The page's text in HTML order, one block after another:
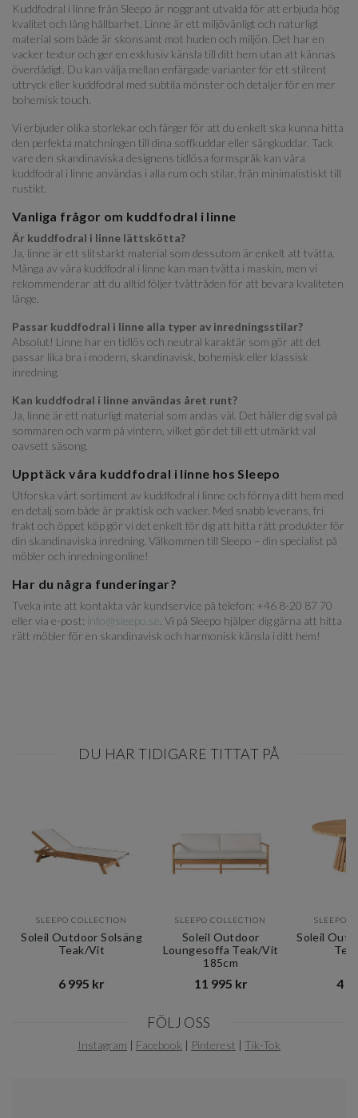
Kuddfodral i linne från Sleepo är noggrant utvalda för att erbjuda hög
kvalitet och lång hållbarhet. Linne är ett miljövänligt och naturligt
material som både är skonsamt mot huden och miljön. Det har en
vacker textur och ger en exklusiv känsla till ditt hem utan att kännas
överdådigt. Du kan välja mellan enfärgade varianter för ett stilrent
uttryck eller kuddfodral med subtila mönster och detaljer för en mer
bohemisk touch.
Vi erbjuder olika storlekar och färger för att du enkelt ska kunna hitta
den perfekta matchningen till dina soffkuddar eller sängkuddar. Tack
vare den skandinaviska designens tidlösa formspråk kan våra
kuddfodral i linne användas i alla rum och stilar, från minimalistiskt till
rustikt.
Vanliga frågor om kuddfodral i linne
Är kuddfodral i linne lättskötta?
Ja, linne är ett slitstarkt material som dessutom är enkelt att tvätta.
Många av våra kuddfodral i linne kan man tvätta i maskin, men vi
rekommenderar att du alltid följer tvättråden för att bevara kvaliteten
länge.
Passar kuddfodral i linne alla typer av inredningsstilar?
Absolut! Linne har en tidlös och neutral karaktär som gör att det
passar lika bra i modern, skandinavisk, bohemisk eller klassisk
inredning.
Kan kuddfodral i linne användas året runt?
Ja, linne är ett naturligt material som andas väl. Det håller dig sval på
sommaren och varm på vintern, vilket gör det till ett utmärkt val
oavsett säsong.
Upptäck våra kuddfodral i linne hos Sleepo
Utforska vårt sortiment av kuddfodral i linne och förnya ditt hem med
en detalj som både är praktisk och vacker. Med snabb leverans, fri
frakt och öppet köp gör vi det enkelt för dig att hitta rätt produkter för
din skandinaviska inredning. Välkommen till Sleepo – din specialist på
möbler och inredning online!
Har du några funderingar?
Tveka inte att kontakta vår kundservice på telefon: +46 8-20 87 70
eller via e-post: info@sleepo.se . Vi på Sleepo hjälper dig gärna att hitta
rätt möbler för en skandinavisk och harmonisk känsla i ditt hem!
DU HAR TIDIGARE TITTAT PÅ
SLEEPO COLLECTION
Soleil Outdoor Solsäng
Teak/Vit
6 995 kr​​
SLEEPO COLLECTION
Soleil Outdoor
Loungesoffa Teak/Vit
185cm
11 995 kr​​
SLEEPO
Soleil
4
FÖLJ OSS
Instagram | Facebook | Pinterest | Tik-Tok